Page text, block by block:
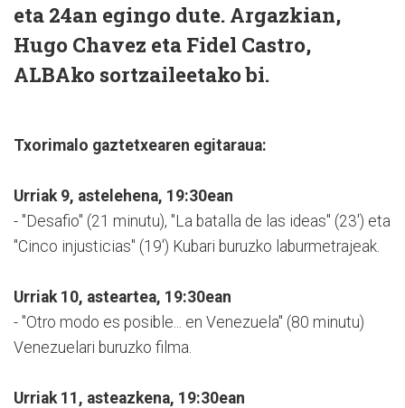
eta 24an egingo dute. Argazkian,
Hugo Chavez eta Fidel Castro,
ALBAko sortzaileetako bi.
Txorimalo gaztetxearen egitaraua:
Urriak 9, astelehena, 19:30ean
- "Desafio" (21 minutu), "La batalla de las ideas" (23') eta
"Cinco injusticias" (19') Kubari buruzko laburmetrajeak.
Urriak 10, asteartea, 19:30ean
- "Otro modo es posible... en Venezuela" (80 minutu)
Venezuelari buruzko filma.
Urriak 11, asteazkena, 19:30ean